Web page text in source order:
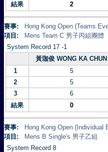
結果
2
賽事:
Hong Kong Open (Teams
項目:
Mens Team C 男子丙組團體
System Record 17 -1
黃珈俊 WONG KA CHUN
1
5
2
5
3
6
結果
0
賽事:
Hong Kong Open (Individual
項目:
Mens B Single's 男子乙組
System Record 8